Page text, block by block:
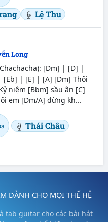
Lệ Thu
Long
[Dm] | [D] |
| [E] | [A] [Dm] Thôi
niệm [Bbm] sầu ân [C]
em [Dm/A] đừng kh...
Thái Châu
DÀNH CHO MỌI THẾ HỆ
tab guitar cho các bài hát